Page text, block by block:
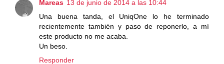
Mareas 13 de junio de 2014 a las 10:44
Una buena tanda, el UniqOne lo he terminado
recientemente también y paso de reponerlo, a mí
este producto no me acaba.
Un beso.
Responder